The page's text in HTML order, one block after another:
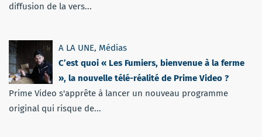
diffusion de la vers...
A LA UNE, Médias
C’est quoi « Les Fumiers, bienvenue à la ferme
», la nouvelle télé-réalité de Prime Video ?
Prime Video s'apprête à lancer un nouveau programme
original qui risque de...